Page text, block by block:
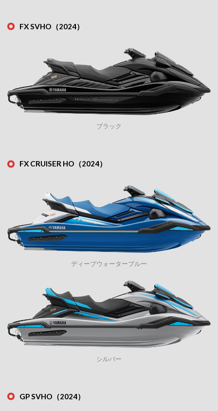
FX SVHO（2024）
ブラック
FX CRUISER HO（2024）
ディープウォーターブルー
シルバー
GP SVHO（2024）